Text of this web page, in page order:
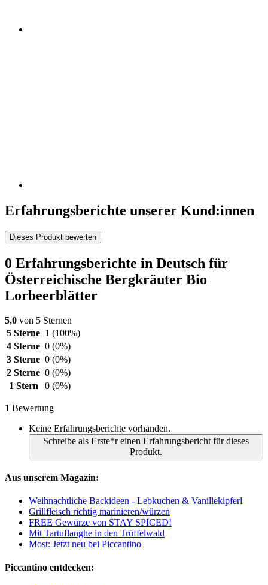
Erfahrungsberichte unserer Kund:innen
Dieses Produkt bewerten
0 Erfahrungsberichte in Deutsch für
Österreichische Bergkräuter Bio
Lorbeerblätter
5,0 von 5 Sternen
5 Sterne 1 (100%)
4 Sterne 0 (0%)
3 Sterne 0 (0%)
2 Sterne 0 (0%)
1 Stern
0 (0%)
1 Bewertung
Keine Erfahrungsberichte vorhanden.
Schreibe als Erste*r einen Erfahrungsbericht für dieses
Produkt.
Aus unserem Magazin:
Weihnachtliche Backideen - Lebkuchen & Vanillekipferl
Grillfleisch richtig marinieren/würzen
FREE Gewürze von STAY SPICED!
Mit Tartuflanghe in den Trüffelwald
Most: Jetzt neu bei Piccantino
Piccantino entdecken: